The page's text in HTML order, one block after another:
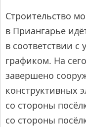
Строительство
в Приангарье
в соответствии
графиком. На
завершено
конструктивных
со стороны
со стороны